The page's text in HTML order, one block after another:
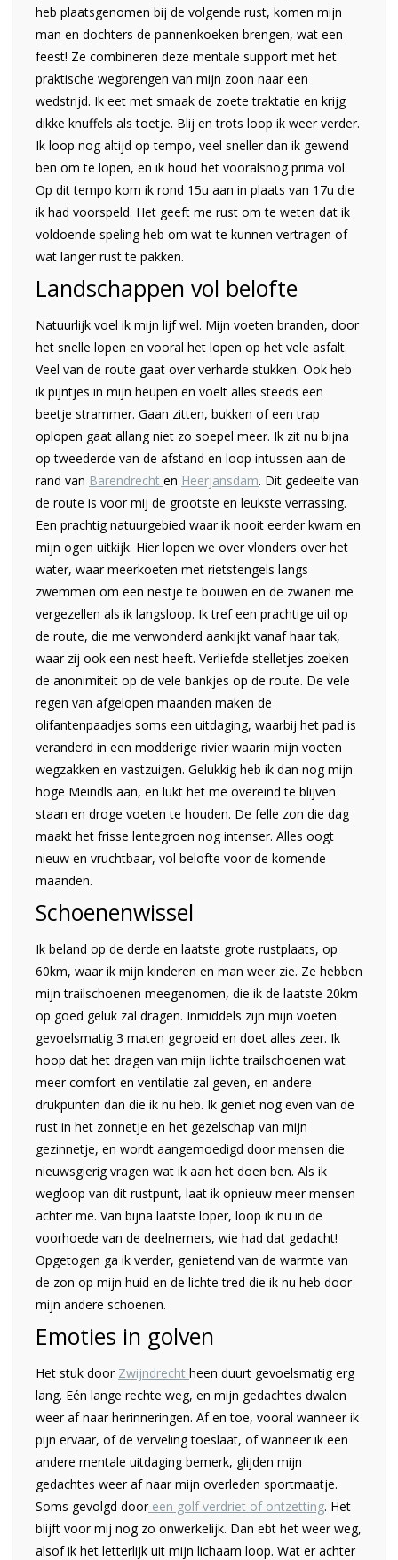
heb plaatsgenomen bij de volgende rust, komen mijn
man en dochters de pannenkoeken brengen, wat een
feest! Ze combineren deze mentale support met het
praktische wegbrengen van mijn zoon naar een
wedstrijd. Ik eet met smaak de zoete traktatie en krijg
dikke knuffels als toetje. Blij en trots loop ik weer verder.
Ik loop nog altijd op tempo, veel sneller dan ik gewend
ben om te lopen, en ik houd het vooralsnog prima vol.
Op dit tempo kom ik rond 15u aan in plaats van 17u die
ik had voorspeld. Het geeft me rust om te weten dat ik
voldoende speling heb om wat te kunnen vertragen of
wat langer rust te pakken.
Landschappen vol belofte
Natuurlijk voel ik mijn lijf wel. Mijn voeten branden, door
het snelle lopen en vooral het lopen op het vele asfalt.
Veel van de route gaat over verharde stukken. Ook heb
ik pijntjes in mijn heupen en voelt alles steeds een
beetje strammer. Gaan zitten, bukken of een trap
oplopen gaat allang niet zo soepel meer. Ik zit nu bijna
op tweederde van de afstand en loop intussen aan de
rand van Barendrecht en Heerjansdam. Dit gedeelte van
de route is voor mij de grootste en leukste verrassing.
Een prachtig natuurgebied waar ik nooit eerder kwam en
mijn ogen uitkijk. Hier lopen we over vlonders over het
water, waar meerkoeten met rietstengels langs
zwemmen om een nestje te bouwen en de zwanen me
vergezellen als ik langsloop. Ik tref een prachtige uil op
de route, die me verwonderd aankijkt vanaf haar tak,
waar zij ook een nest heeft. Verliefde stelletjes zoeken
de anonimiteit op de vele bankjes op de route. De vele
regen van afgelopen maanden maken de
olifantenpaadjes soms een uitdaging, waarbij het pad is
veranderd in een modderige rivier waarin mijn voeten
wegzakken en vastzuigen. Gelukkig heb ik dan nog mijn
hoge Meindls aan, en lukt het me overeind te blijven
staan en droge voeten te houden. De felle zon die dag
maakt het frisse lentegroen nog intenser. Alles oogt
nieuw en vruchtbaar, vol belofte voor de komende
maanden.
Schoenenwissel
Ik beland op de derde en laatste grote rustplaats, op
60km, waar ik mijn kinderen en man weer zie. Ze hebben
mijn trailschoenen meegenomen, die ik de laatste 20km
op goed geluk zal dragen. Inmiddels zijn mijn voeten
gevoelsmatig 3 maten gegroeid en doet alles zeer. Ik
hoop dat het dragen van mijn lichte trailschoenen wat
meer comfort en ventilatie zal geven, en andere
drukpunten dan die ik nu heb. Ik geniet nog even van de
rust in het zonnetje en het gezelschap van mijn
gezinnetje, en wordt aangemoedigd door mensen die
nieuwsgierig vragen wat ik aan het doen ben. Als ik
wegloop van dit rustpunt, laat ik opnieuw meer mensen
achter me. Van bijna laatste loper, loop ik nu in de
voorhoede van de deelnemers, wie had dat gedacht!
Opgetogen ga ik verder, genietend van de warmte van
de zon op mijn huid en de lichte tred die ik nu heb door
mijn andere schoenen.
Emoties in golven
Het stuk door Zwijndrecht heen duurt gevoelsmatig erg
lang. Eén lange rechte weg, en mijn gedachtes dwalen
weer af naar herinneringen. Af en toe, vooral wanneer ik
pijn ervaar, of de verveling toeslaat, of wanneer ik een
andere mentale uitdaging bemerk, glijden mijn
gedachtes weer af naar mijn overleden sportmaatje.
Soms gevolgd dooreen golf verdriet of ontzetting. Het
blijft voor mij nog zo onwerkelijk. Dan ebt het weer weg,
alsof ik het letterlijk uit mijn lichaam loop. Wat er achter